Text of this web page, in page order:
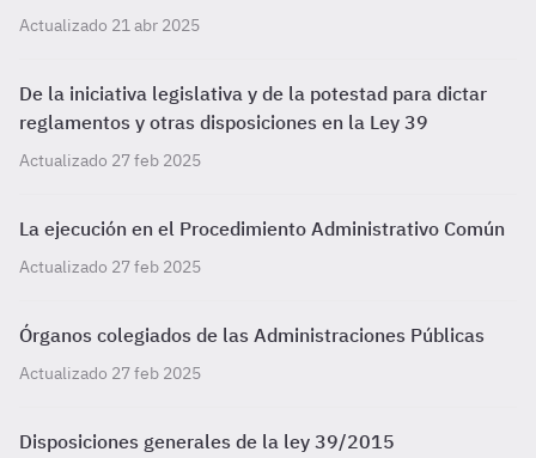
Actualizado 21 abr 2025
De la iniciativa legislativa y de la potestad para dictar
reglamentos y otras disposiciones en la Ley 39
Actualizado 27 feb 2025
La ejecución en el Procedimiento Administrativo Común
Actualizado 27 feb 2025
Órganos colegiados de las Administraciones Públicas
Actualizado 27 feb 2025
Disposiciones generales de la ley 39/2015